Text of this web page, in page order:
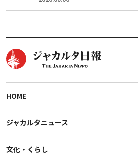
HOME
ジャカルタニュース
文化・くらし